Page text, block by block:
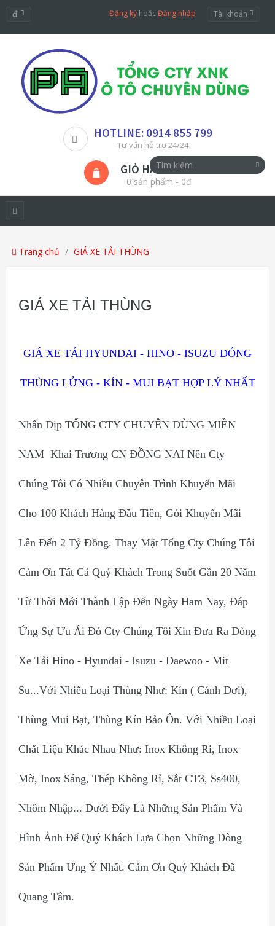
đ Đăng ký hoặcĐăng nhập Tài khoản
HOTLINE: 0914 855 799
Tư vấn hỗ trợ 24/24
GIỎ HÀNG
0 sản phẩm - 0đ
Trang chủ GIÁ XE TẢI THÙNG
GIÁ XE TẢI THÙNG
GIÁ XE TẢI HYUNDAI - HINO - ISUZU ĐÓNG
THÙNG LỬNG - KÍN - MUI BẠT HỢP LÝ NHẤT
Nhân Dịp TỔNG CTY CHUYÊN DÙNG MIỀN
NAM Khai Trương CN ĐỒNG NAI Nên Cty
Chúng Tôi Có Nhiều Chuyên Trình Khuyến Mãi
Cho 100 Khách Hàng Đầu Tiên, Gói Khuyến Mãi
Lên Đến 2 Tỷ Đồng. Thay Mặt Tổng Cty Chúng Tôi
Cảm Ơn Tất Cả Quý Khách Trong Suốt Gần 20 Năm
Từ Thời Mới Thành Lập Đến Ngày Ham Nay, Đáp
Ứng Sự Ưu Ái Đó Cty Chúng Tôi Xin Đưa Ra Dòng
Xe Tải Hino - Hyundai - Isuzu - Daewoo - Mit
Su...Với Nhiều Loại Thùng Như: Kín ( Cánh Dơi),
Thùng Mui Bạt, Thùng Kín Bảo Ôn. Với Nhiều Loại
Chất Liệu Khác Nhau Như: Inox Không Ri, Inox
Mờ, Inox Sáng, Thép Không Rỉ, Sắt CT3, Ss400,
Nhôm Nhập... Dưới Đây Là Những Sản Phẩm Và
Hình Ảnh Để Quý Khách Lựa Chọn Những Dòng
Sản Phẩm Ưng Ý Nhất. Cảm Ơn Quý Khách Đã
Quang Tâm.